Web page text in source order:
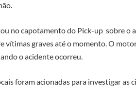
no capotamento do Pick-up sobre o
vítimas graves até o momento. O
o acidente ocorreu.
foram acionadas para investigar as